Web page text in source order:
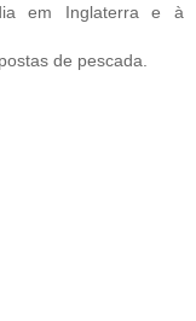
em Inglaterra e à
de pescada.